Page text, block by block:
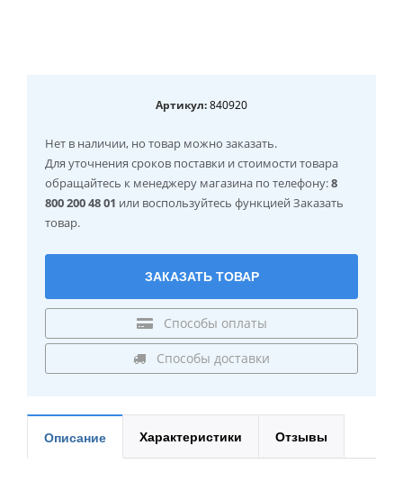
Артикул:840920
Нет в наличии, но товар можно заказать.
Для уточнения сроков поставки и стоимости товара
обращайтесь к менеджеру магазина по телефону:8
800 200 48 01 или воспользуйтесь функцией Заказать
товар.
ЗАКАЗАТЬ ТОВАР
Способы оплаты
Способы доставки
Описание Характеристики Отзывы